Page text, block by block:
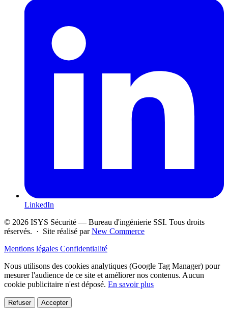
LinkedIn
© 2026 ISYS Sécurité — Bureau d'ingénierie SSI. Tous droits
réservés. · Site réalisé parNew Commerce
Mentions légales Confidentialité
Nous utilisons des cookies analytiques (Google Tag Manager) pour
mesurer l'audience de ce site et améliorer nos contenus. Aucun
cookie publicitaire n'est déposé. En savoir plus
Refuser Accepter